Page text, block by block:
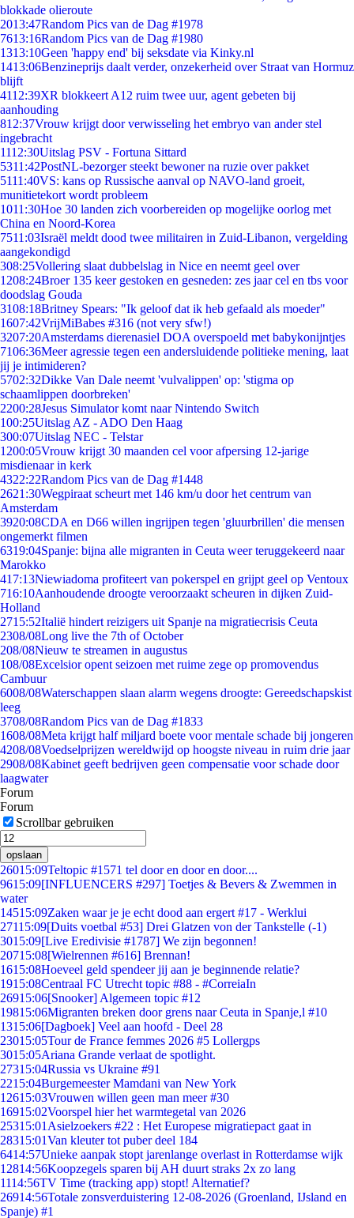
blokkade olieroute
2013:47Random Pics van de Dag #1978
7613:16Random Pics van de Dag #1980
1313:10Geen 'happy end' bij seksdate via Kinky.nl
1413:06Benzineprijs daalt verder, onzekerheid over Straat van Hormuz
blijft
4112:39XR blokkeert A12 ruim twee uur, agent gebeten bij
aanhouding
812:37Vrouw krijgt door verwisseling het embryo van ander stel
ingebracht
1112:30Uitslag PSV - Fortuna Sittard
5311:42PostNL-bezorger steekt bewoner na ruzie over pakket
5111:40VS: kans op Russische aanval op NAVO-land groeit,
munitietekort wordt probleem
1011:30Hoe 30 landen zich voorbereiden op mogelijke oorlog met
China en Noord-Korea
7511:03Israël meldt dood twee militairen in Zuid-Libanon, vergelding
aangekondigd
308:25Vollering slaat dubbelslag in Nice en neemt geel over
1208:24Broer 135 keer gestoken en gesneden: zes jaar cel en tbs voor
doodslag Gouda
3108:18Britney Spears: "Ik geloof dat ik heb gefaald als moeder"
1607:42VrijMiBabes #316 (not very sfw!)
3207:20Amsterdams dierenasiel DOA overspoeld met babykonijntjes
7106:36Meer agressie tegen een andersluidende politieke mening, laat
jij je intimideren?
5702:32Dikke Van Dale neemt 'vulvalippen' op: 'stigma op
schaamlippen doorbreken'
2200:28Jesus Simulator komt naar Nintendo Switch
100:25Uitslag AZ - ADO Den Haag
300:07Uitslag NEC - Telstar
1200:05Vrouw krijgt 30 maanden cel voor afpersing 12-jarige
misdienaar in kerk
4322:22Random Pics van de Dag #1448
2621:30Wegpiraat scheurt met 146 km/u door het centrum van
Amsterdam
3920:08CDA en D66 willen ingrijpen tegen 'gluurbrillen' die mensen
ongemerkt filmen
6319:04Spanje: bijna alle migranten in Ceuta weer teruggekeerd naar
Marokko
417:13Niewiadoma profiteert van pokerspel en grijpt geel op Ventoux
716:10Aanhoudende droogte veroorzaakt scheuren in dijken Zuid-
Holland
2715:52Italië hindert reizigers uit Spanje na migratiecrisis Ceuta
2308/08Long live the 7th of October
208/08Nieuw te streamen in augustus
108/08Excelsior opent seizoen met ruime zege op promovendus
Cambuur
6008/08Waterschappen slaan alarm wegens droogte: Gereedschapskist
leeg
3708/08Random Pics van de Dag #1833
1608/08Meta krijgt half miljard boete voor mentale schade bij jongeren
4208/08Voedselprijzen wereldwijd op hoogste niveau in ruim drie jaar
2908/08Kabinet geeft bedrijven geen compensatie voor schade door
laagwater
Forum
Forum
Scrollbar gebruiken
opslaan
26015:09Teltopic #1571 tel door en door en door....
9615:09[INFLUENCERS #297] Toetjes & Bevers & Zwemmen in
water
14515:09Zaken waar je je echt dood aan ergert #17 - Werklui
27115:09[Duits voetbal #53] Drei Glatzen von der Tankstelle (-1)
3015:09[Live Eredivisie #1787] We zijn begonnen!
20715:08[Wielrennen #616] Brennan!
1615:08Hoeveel geld spendeer jij aan je beginnende relatie?
1915:08Centraal FC Utrecht topic #88 - #CorreiaIn
26915:06[Snooker] Algemeen topic #12
19815:06Migranten breken door grens naar Ceuta in Spanje,l #10
1315:06[Dagboek] Veel aan hoofd - Deel 28
23015:05Tour de France femmes 2026 #5 Lollergps
3015:05Ariana Grande verlaat de spotlight.
27315:04Russia vs Ukraine #91
2215:04Burgemeester Mamdani van New York
12615:03Vrouwen willen geen man meer #30
16915:02Voorspel hier het warmtegetal van 2026
25315:01 Asielzoekers #22 : Het Europese migratiepact gaat in
28315:01Van kleuter tot puber deel 184
6414:57Unieke aanpak stopt jarenlange overlast in Rotterdamse wijk
12814:56Koopzegels sparen bij AH duurt straks 2x zo lang
1114:56TV Time (tracking app) stopt! Alternatief?
26914:56Totale zonsverduistering 12-08-2026 (Groenland, IJsland en
Spanje) #1